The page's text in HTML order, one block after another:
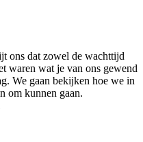
ons dat zowel de wachttijd
waren wat je van ons gewend
We gaan bekijken hoe we in
om kunnen gaan.